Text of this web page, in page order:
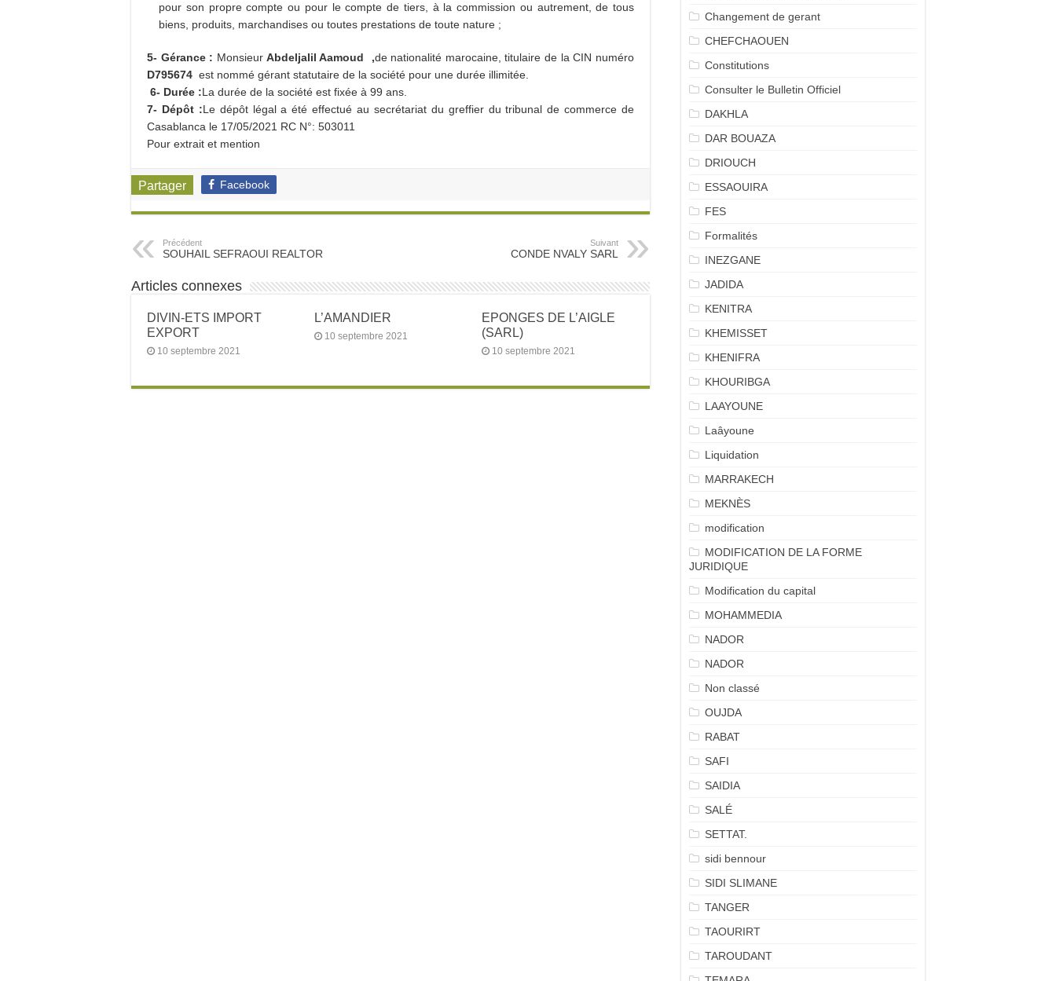
pour son propre compte ou pour le compte de tiers, à la commission ou autrement, de tous
biens, produits, marchandises ou toutes prestations de toute nature ;
5- Gérance : MonsieurAbdeljalil Aamoud ,de nationalité marocaine, titulaire de la CIN numéro
D795674 est nommé gérant statutaire de la société pour une durée illimitée.
6- Durée :La durée de la société est fixée à 99 ans.
7- Dépôt :Le dépôt légal a été effectué au secrétariat du greffier du tribunal de commerce de
Casablanca le 17/05/2021 RC N°: 503011
Pour extrait et mention
Partager Facebook
Précédent
SOUHAIL SEFRAOUI REALTOR
Suivant
CONDE NVALY SARL
Articles connexes
DIVIN-ETS IMPORT
EXPORT
10 septembre 2021
L’AMANDIER
10 septembre 2021
EPONGES DE L’AIGLE
(SARL)
10 septembre 2021
Changement de gerant
CHEFCHAOUEN
Constitutions
Consulter le Bulletin Officiel
DAKHLA
DAR BOUAZA
DRIOUCH
ESSAOUIRA
FES
Formalités
INEZGANE
JADIDA
KENITRA
KHEMISSET
KHENIFRA
KHOURIBGA
LAAYOUNE
Laâyoune
Liquidation
MARRAKECH
MEKNÈS
modification
MODIFICATION DE LA FORME
JURIDIQUE
Modification du capital
MOHAMMEDIA
NADOR
NADOR
Non classé
OUJDA
RABAT
SAFI
SAIDIA
SALÉ
SETTAT.
sidi bennour
SIDI SLIMANE
TANGER
TAOURIRT
TAROUDANT